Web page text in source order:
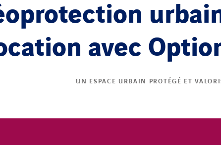
avec
UN ESPACE URBAIN PROTÉGÉ ET